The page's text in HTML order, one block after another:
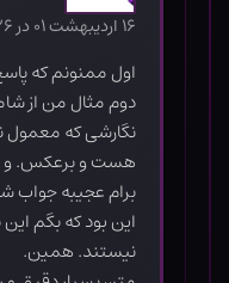
۱۶ اردیبهشت ۰۱ در ۱:۲۶ ق٫ظ
اول ممنونم که
دوم مثال من از
نگارشی که معمول
هست و برعکس. و
برام عجیبه جواب
این بود که بگم این
نیستند. همین.